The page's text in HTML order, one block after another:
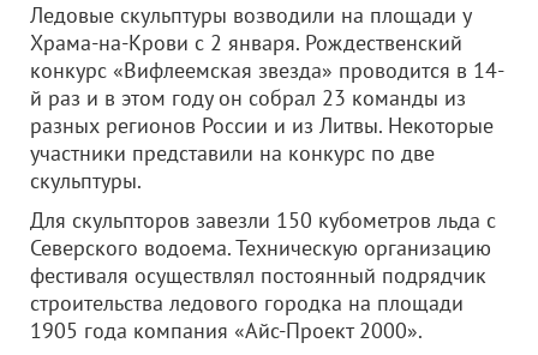
Ледовые скульптуры возводили на площади у
Храма-на-Крови с 2 января. Рождественский
конкурс «Вифлеемская звезда» проводится в 14-
й раз и в этом году он собрал 23 команды из
разных регионов России и из Литвы. Некоторые
участники представили на конкурс по две
скульптуры.
Для скульпторов завезли 150 кубометров льда с
Северского водоема. Техническую организацию
фестиваля осуществлял постоянный подрядчик
строительства ледового городка на площади
1905 года компания «Айс-Проект 2000».